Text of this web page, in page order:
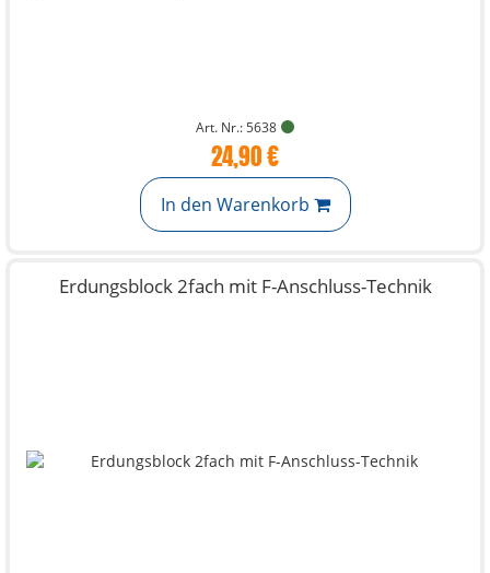
Art. Nr.: 5638
24,90 €
In den Warenkorb
Erdungsblock 2fach mit F-Anschluss-Technik